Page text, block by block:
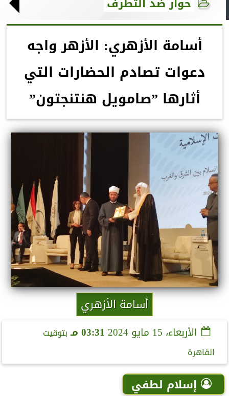
أسامة الأزهري: الأزهر واجه
دعوات تصادم الحضارات التي
أثارها ”صامويل هنتنجتون”
أسامة الأزهري
الأربعاء، 15 مايو 2024 03:31 مـ
بتوقيت
القاهرة
إسلام لطفي